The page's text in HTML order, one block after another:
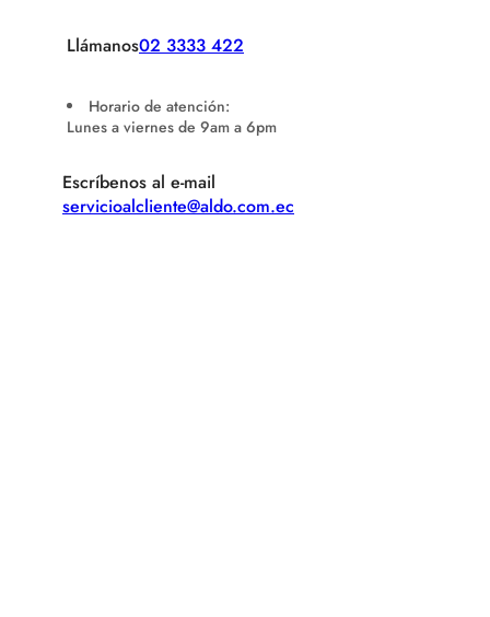
Llámanos02 3333 422
Horario de atención:
Lunes a viernes de 9am a 6pm
Escríbenos al e-mail
servicioalcliente@aldo.com.ec